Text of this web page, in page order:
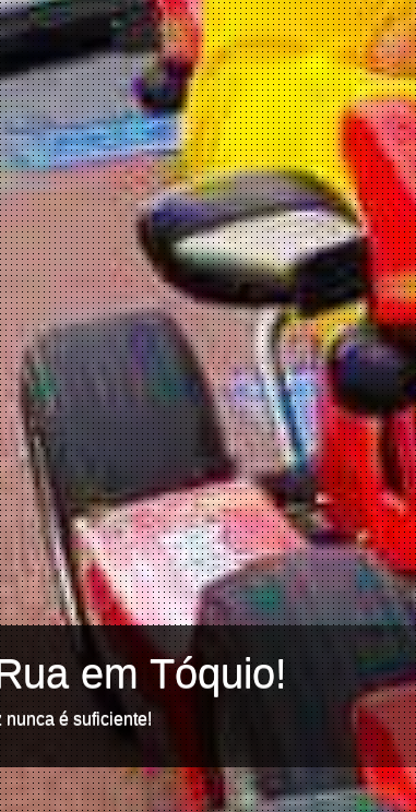
em Tóquio!
é suficiente!